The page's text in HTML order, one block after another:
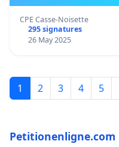
CPE Casse-Noisette
295 signatures
26 May 2025
1 2 3 4 5
Petitionenligne.com